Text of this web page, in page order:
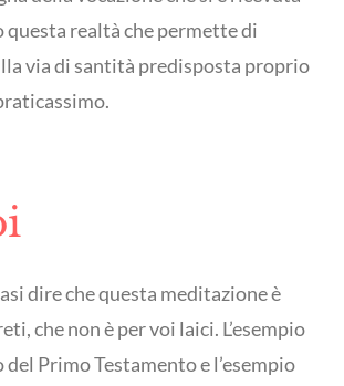
questa realtà che permette di
via di santità predisposta proprio
dire che questa meditazione è
che non è per voi laici. L’esempio
del Primo Testamento e l’esempio